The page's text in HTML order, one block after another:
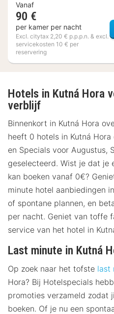
Vanaf
90 €
per kamer per nacht
Excl. citytax 2,20 € p.p.p.n. & excl.
servicekosten 10 € per
reservering
Hotels in Kutná Hora
verblijf
Binnenkort in Kutná Hora
heeft 0 hotels in Kutná
en Specials voor Augustus,
geselecteerd. Wist je dat je
kan boeken vanaf 0€?
minute hotel aanbiedingen
of spontane plannen, en
per nacht. Geniet van toffe
service van het hotel in
Last minute in Kutná
Op zoek naar het tofste last
Hora? Bij Hotelspecials
promoties verzameld zodat
boeken. Of je nu een